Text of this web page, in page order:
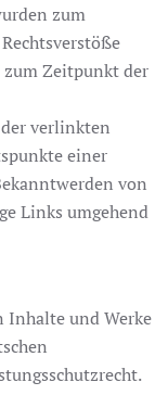
zum
Zeitpunkt der
verlinkten
einer
von
Links umgehend
Inhalte und Werke